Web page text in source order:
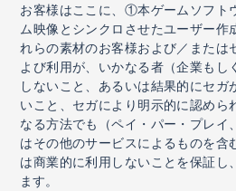
お客様はここに、 ①本ゲームソフト
ム映像とシンクロさせたユーザー作
れらの素材のお客様および／または
よび利用が、いかなる者（企業もし
しないこと、あるいは結果的にセガ
いこと、セガにより明示的に認めら
なる方法でも（ペイ・パー・プレイ
はその他のサービスによるものを含
は商業的に利用しないことを保証し
ます。